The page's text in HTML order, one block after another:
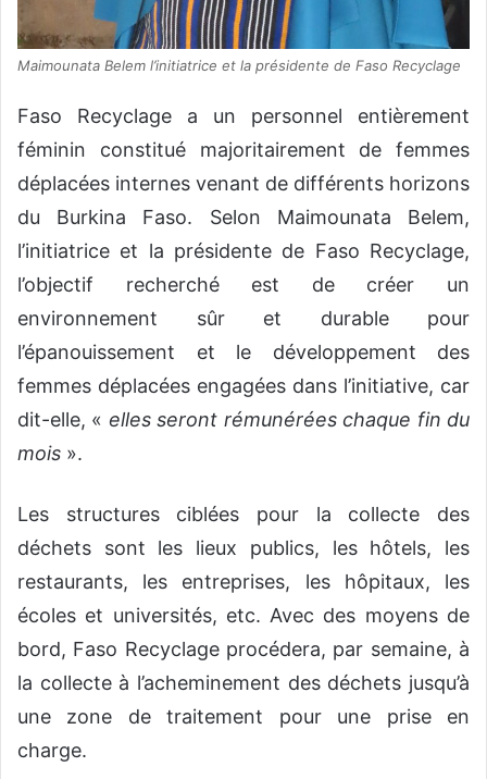
Maimounata Belem l’initiatrice et la présidente de Faso Recyclage
Faso Recyclage a un personnel entièrement
féminin constitué majoritairement de femmes
déplacées internes venant de différents horizons
du Burkina Faso. Selon Maimounata Belem,
l’initiatrice et la présidente de Faso Recyclage,
l’objectif recherché est de créer un
environnement sûr et durable pour
l’épanouissement et le développement des
femmes déplacées engagées dans l’initiative, car
dit-elle, « elles seront rémunérées chaque fin du
mois ».
Les structures ciblées pour la collecte des
déchets sont les lieux publics, les hôtels, les
restaurants, les entreprises, les hôpitaux, les
écoles et universités, etc. Avec des moyens de
bord, Faso Recyclage procédera, par semaine, à
la collecte à l’acheminement des déchets jusqu’à
une zone de traitement pour une prise en
charge.